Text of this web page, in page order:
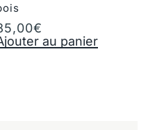
€
au panier